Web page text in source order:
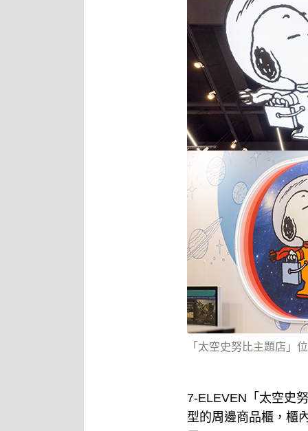
「太空史努比主題店」
7-ELEVEN「太空史
型的周邊商品櫃，櫃